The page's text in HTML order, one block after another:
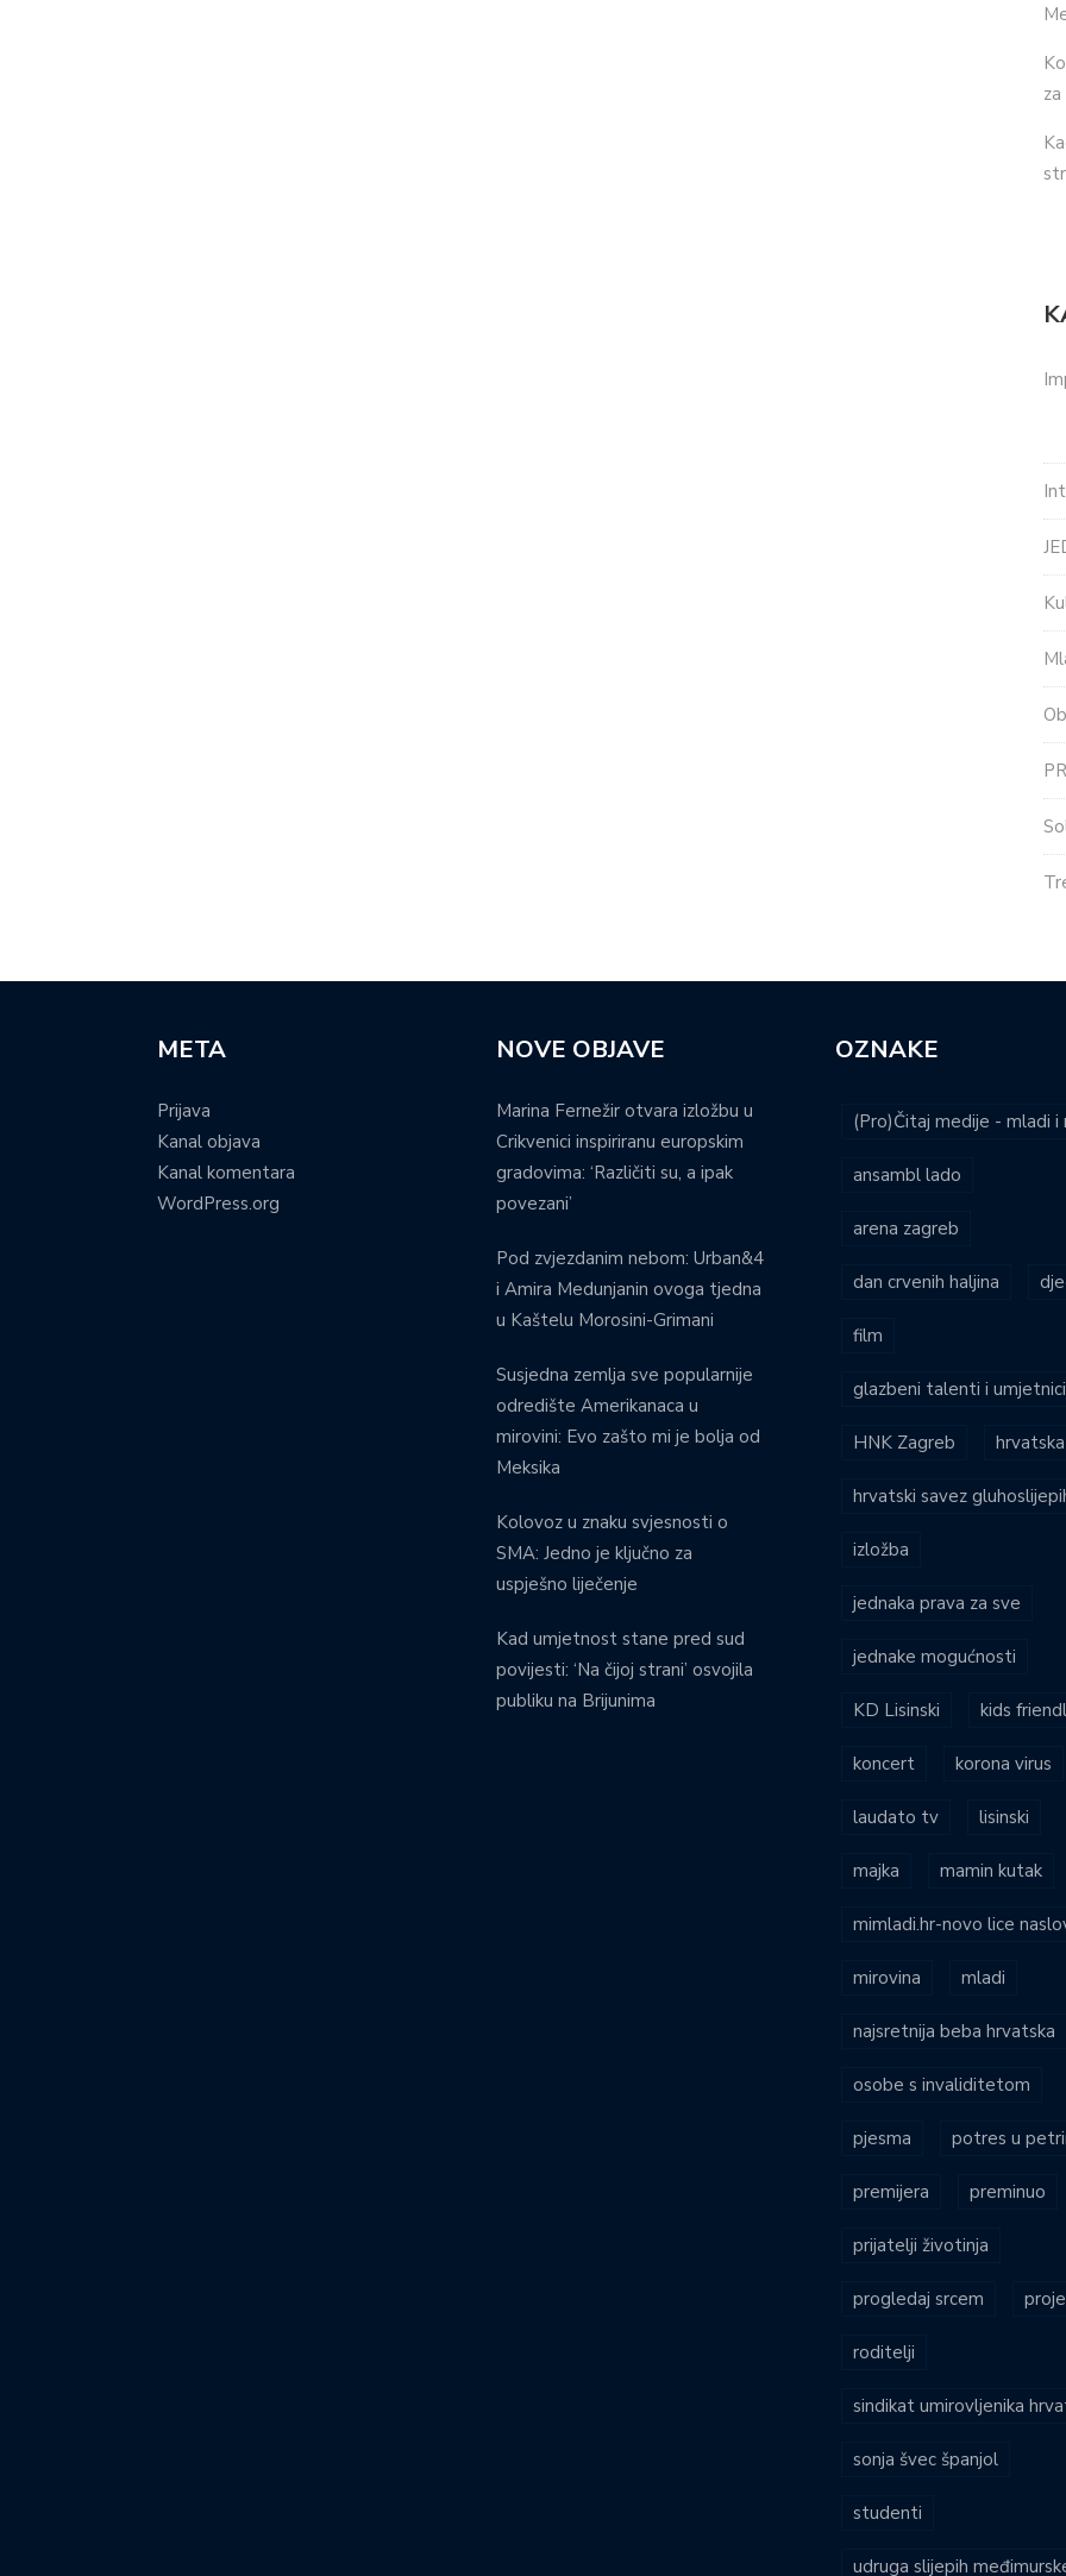
META
Prijava
Kanal objava
Kanal komentara
WordPress.org
NOVE OBJAVE
Marina Fernežir otvara izložbu u
Crikvenici inspiriranu europskim
gradovima: ‘Različiti su, a ipak
povezani’
Pod zvjezdanim nebom: Urban&4
i Amira Medunjanin ovoga tjedna
u Kaštelu Morosini-Grimani
Susjedna zemlja sve popularnije
odredište Amerikanaca u
mirovini: Evo zašto mi je bolja od
Meksika
Kolovoz u znaku svjesnosti o
SMA: Jedno je ključno za
uspješno liječenje
Kad umjetnost stane pred sud
povijesti: ‘Na čijoj strani’ osvojila
publiku na Brijunima
OZNAKE
(Pro)Čitaj medije - mladi i
ansambl lado
arena zagreb
dan crvenih haljina
film
glazbeni talenti i
HNK Zagreb hrvatska
hrvatski savez
izložba
jednaka prava za sve
jednake mogućnosti
KD Lisinski kids
koncert korona virus
laudato tv lisinski
majka mamin kutak
mimladi.hr-novo lice
mirovina mladi
najsretnija beba hrvatska
osobe s invaliditetom
pjesma potres u
premijera preminuo
prijatelji životinja
progledaj srcem
roditelji
sindikat umirovljenika
sonja švec španjol
studenti
udruga slijepih